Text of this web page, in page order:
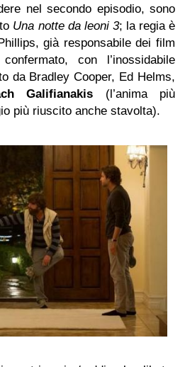
nel secondo episodio, sono
Una notte da leoni 3; la regia è
già responsabile dei film
con l’inossidabile
da Bradley Cooper, Ed Helms,
Galifianakis (l’anima più
più riuscito anche stavolta).